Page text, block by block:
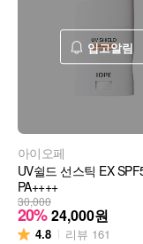
입고알림
아이오페
UV쉴드 선스틱 EX
PA++++
30,000
20% 24,000원
4.8 리뷰 161